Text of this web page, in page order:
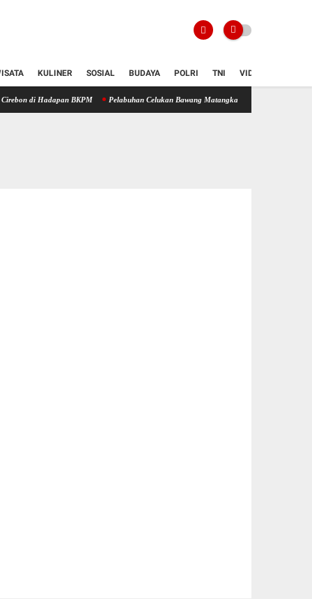
KULINER SOSIAL BUDAYA POLRI TNI VIDIO
BKPM Pelabuhan Celukan Bawang Matangkan Kesiapan, Didorong Jadi Simpul